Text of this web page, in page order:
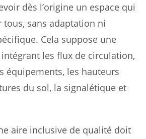
dès l’origine un espace qui
sans adaptation ni
Cela suppose une
les flux de circulation,
équipements, les hauteurs
du sol, la signalétique et
aire inclusive de qualité doit